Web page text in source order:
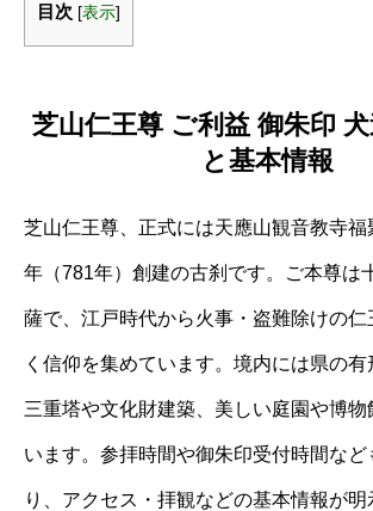
目次 [表示]
芝山仁王尊 ご利益 御朱印
と基本情報
芝山仁王尊、正式には天應山観音教寺福
年（781年）創建の古刹です。ご本尊は
薩で、江戸時代から火事・盗難除けの
く信仰を集めています。境内には県の有
三重塔や文化財建築、美しい庭園や博物
います。参拝時間や御朱印受付時間など
り、アクセス・拝観などの基本情報が明